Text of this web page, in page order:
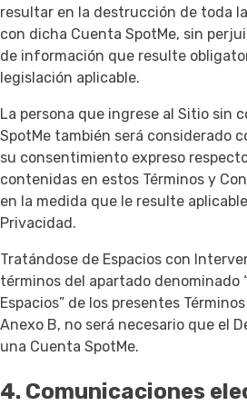
resultar en la destrucción de toda
con dicha Cuenta SpotMe, sin
de información que resulte
legislación aplicable.
La persona que ingrese al Sitio sin
SpotMe también será considerado
su consentimiento expreso
contenidas en estos Términos y
en la medida que le resulte
Privacidad.
Tratándose de Espacios con
términos del apartado denominado
Espacios” de los presentes
Anexo B, no será necesario que el
una Cuenta SpotMe.
4. Comunicaciones